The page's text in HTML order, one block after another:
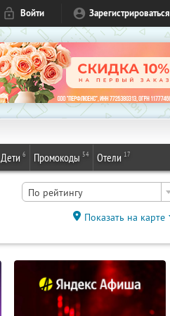
Войти Зарегистрироваться
Дети 6 Промокоды 54 Отели 17
По рейтингу
Показать на карте